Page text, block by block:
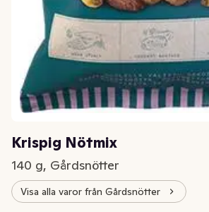
Krispig Nötmix
140 g, Gårdsnötter
Visa alla varor från Gårdsnötter